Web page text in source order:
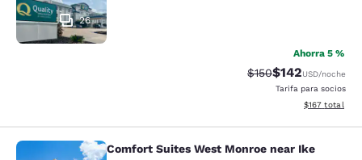
26
Ahorra 5 %
Tarifa tachada:
$150Tarifa reducida:
$142USD/noche
Tarifa para socios
Ver detalles
$167 total
Comfort Suites West Monroe near
Comfort Suites West Monroe near Ike